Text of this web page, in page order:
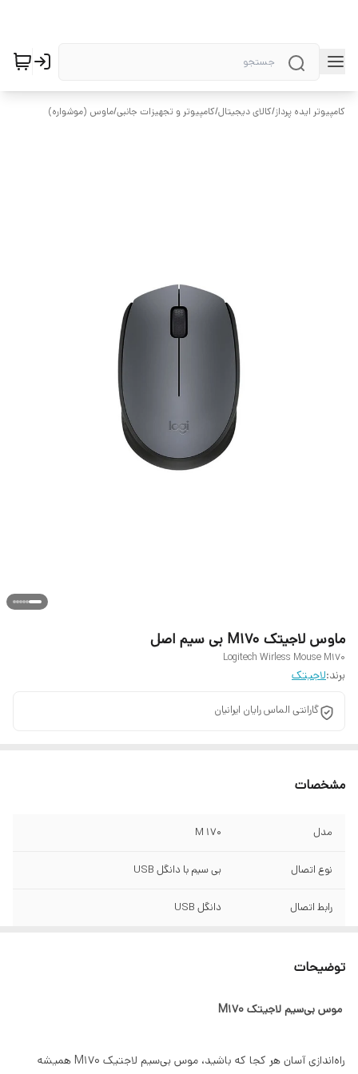
کامپیوتر ایده پرداز/کالای دیجیتال/کامپیوتر و تجهیزات جانبی/ماوس (موشواره)
ماوس لاجیتک M170 بی‌ سیم اصل
Logitech Wirless Mouse M170
برند:لاجیتک
گارانتی الماس رایان ایرانیان
مشخصات
مدل M 170
نوع اتصال بی سیم با دانگل USB
رابط اتصال دانگل USB
وزن
نوع حسگر نوری
توضیحات
موس بی‌سیم لاجیتک M170
راه‌اندازی آسان هر کجا که باشید، موس بی‌سیم لاجتیک M170 همیشه